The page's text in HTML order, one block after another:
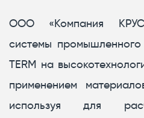
ООО «Компания
системы
TERM на
применением
используя для